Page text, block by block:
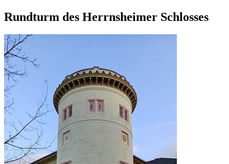
Rundturm des Herrnsheimer Schlosses